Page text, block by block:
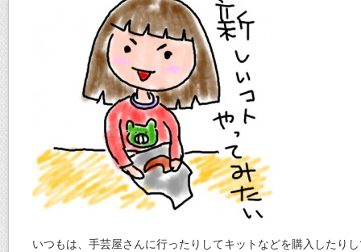
いつもは、手芸屋さんに行ったりしてキットなどを購入したり